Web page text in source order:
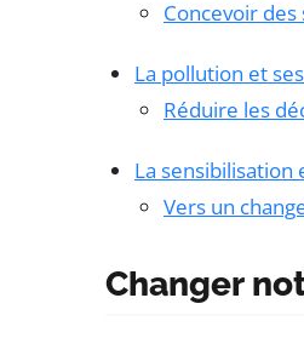
Concevoir
La pollution et
Réduire les
La sensibilisation
Vers un
Changer